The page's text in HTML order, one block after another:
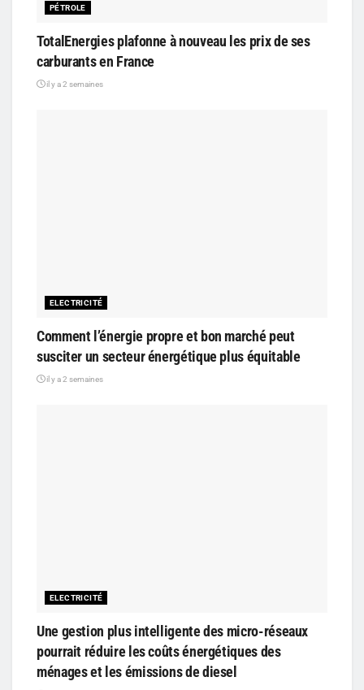
PÉTROLE
TotalEnergies plafonne à nouveau les prix de ses
carburants en France
il y a 2 semaines
ELECTRICITÉ
Comment l’énergie propre et bon marché peut
susciter un secteur énergétique plus équitable
il y a 2 semaines
ELECTRICITÉ
Une gestion plus intelligente des micro-réseaux
pourrait réduire les coûts énergétiques des
ménages et les émissions de diesel